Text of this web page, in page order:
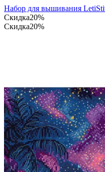
Набор для вышивания
Скидка20%
Скидка20%